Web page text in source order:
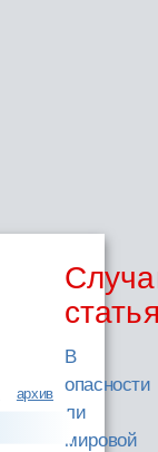
архив
В
опасности
ли
мировой